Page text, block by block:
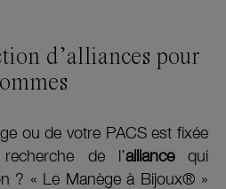
d’alliances pour
ou de votre PACS est fixée
de l’alliancequi
? « Le Manège à Bijoux® »